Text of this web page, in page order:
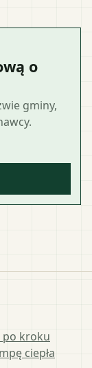
o
gminy,
po kroku
ciepła